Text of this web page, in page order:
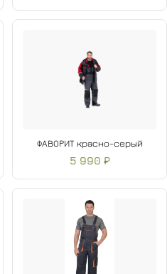
ФАВОРИТ красно-серый
5 990 ₽